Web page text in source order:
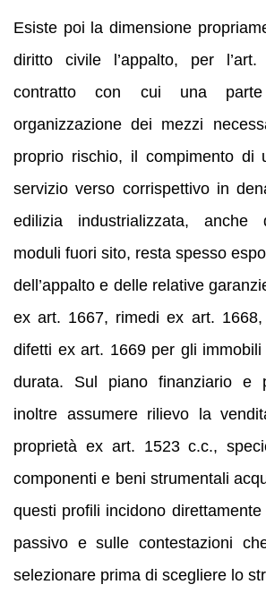
Esiste poi la dimensione
diritto civile l’appalto, per
contratto con cui una
organizzazione dei mezzi
proprio rischio, il compimento di
servizio verso corrispettivo in
edilizia industrializzata, anche
moduli fuori sito, resta spesso
dell’appalto e delle relative
ex art. 1667, rimedi ex art.
difetti ex art. 1669 per gli
durata. Sul piano finanziario e
inoltre assumere rilievo la
proprietà ex art. 1523 c.c.,
componenti e beni strumentali
questi profili incidono direttamente
passivo e sulle contestazioni
selezionare prima di scegliere lo